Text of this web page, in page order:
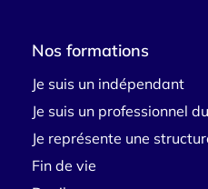
Nos formations
Je suis un indépendant
Je suis un professionnel
Je représente une
Fin de vie